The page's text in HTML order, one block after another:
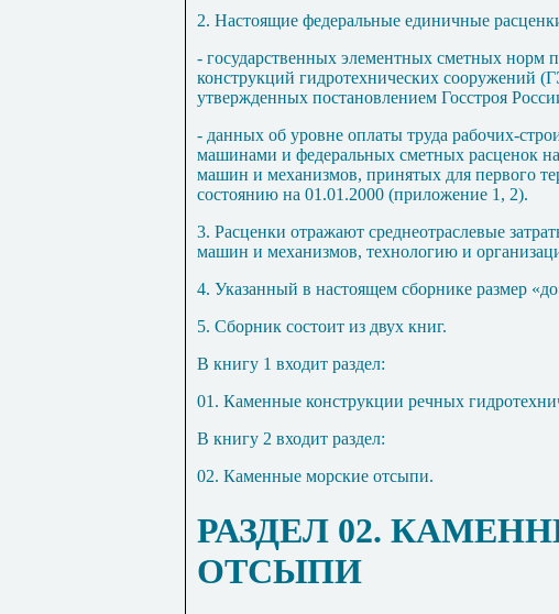
2. Настоящие федеральные единичные
- государственных элементных сметных норм
конструкций гидротехнических сооружений
утвержденных постановлением Госстроя
- данных об уровне оплаты труда рабочих-
машинами и федеральных сметных расценок
машин и механизмов, принятых для первого
состоянию на 01 .01 .2000 (приложение 1, 2).
3. Расценки отражают среднеотраслевые
машин и механизмов, технологию и
4. Указанный в настоящем сборнике размер
5. Сборник состоит из двух книг.
В книгу 1 входит раздел:
01. Каменные конструкции речных
В книгу 2 входит раздел:
02. Каменные морские отсыпи.
РАЗДЕЛ 02.
ОТСЫПИ